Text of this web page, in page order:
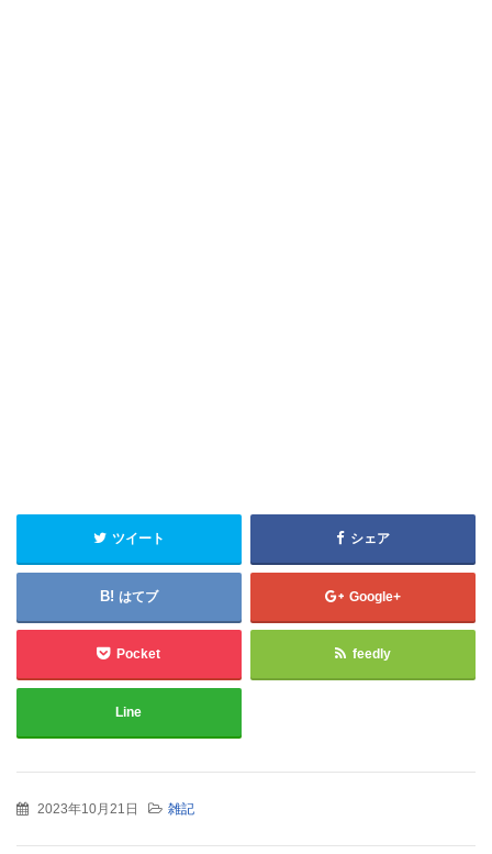
ツイート シェア
はてブ Google+
Pocket feedly
Line
2023年10月21日 雑記